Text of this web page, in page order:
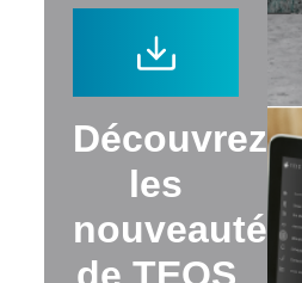
Découvrez
les
nouveautés